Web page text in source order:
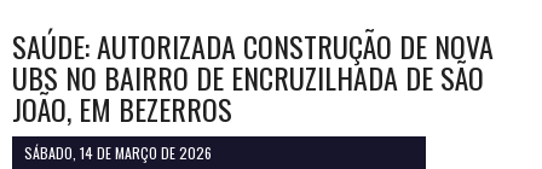
SAÚDE: AUTORIZADA CONSTRUÇÃO DE NOVA
UBS NO BAIRRO DE ENCRUZILHADA DE SÃO
JOÃO, EM BEZERROS
SÁBADO, 14 DE MARÇO DE 2026